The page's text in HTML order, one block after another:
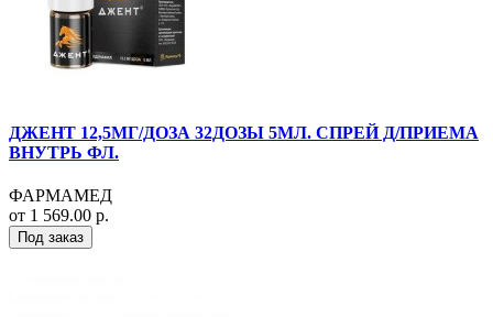
ДЖЕНТ 12,5МГ/ДОЗА 32ДОЗЫ 5МЛ. СПРЕЙ Д/ПРИЕМА
ВНУТРЬ ФЛ.
ФАРМАМЕД
от 1 569.00 р.
Под заказ